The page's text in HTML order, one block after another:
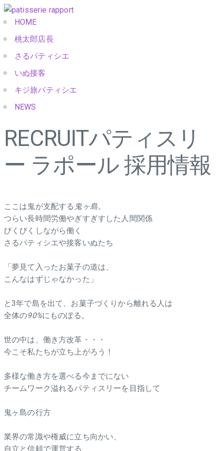
HOME
桃太郎店長
さるパティシエ
いぬ接客
キジ旅パティシエ
NEWS
RECRUITパティスリ
ー ラポール 採用情報
ここは鬼が支配する 鬼ヶ島。
つらい長時間労働やぎすぎすした人間関係
びくびくしながら働く
さるパティシエや接客いぬたち
「夢見て入ったお菓子の道は、
こんなはずじゃなかった」
と3年で島を出て、お菓子づくりから離れる人は
全体の90%にものぼる。
世の中は、働き方改革・・・
今こそ私たちが立ち上がろう！
多様な働き方を選べる今までにない
チームワーク溢れるパティスリーを目指して
鬼ヶ島の行方
業界の常識や権威に立ち向かい、
自立と信頼で運営する